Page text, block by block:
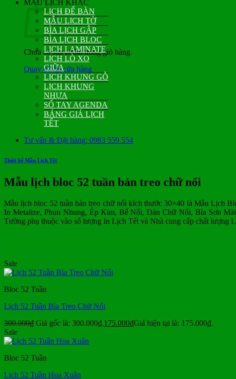
Chưa có sản phẩm trong giỏ hàng.
Quay trở lại cửa hàng
MẪU LỊCH KHÁC
LỊCH ĐỂ BÀN
MẪU LỊCH TỜ
BÌA LỊCH GẬP
BÌA LỊCH BLOC
LỊCH LAMINATE
LỊCH LÒ XO
GIỮA
LỊCH KHUNG GỖ
LỊCH KHUNG
NHỰA
SỔ TAY AGENDA
BẢNG GIÁ LỊCH
TẾT
Tư vấn & Đặt hàng: 0983 559 554
Thiết kế Mẫu Lịch Tết
Mẫu lịch bloc 52 tuần bản treo chữ nổi
Mẫu lịch bloc 52 tuần bản treo chữ nổi kích thước 30×40 là Mẫu Lịch
In Metalize, Phun Nhung, Ép Kim, Bế Nổi, Dán Chữ Nổi, Bìa Sơn
Tường phụ thuộc vào số lượng In Lịch Tết và Nhà cung cấp chất lượng
Sale
Bloc 52 Tuần
Lịch 52 Tuần Bìa Treo Chữ Nổi
300.000₫ Giá gốc là: 300.000₫.175.000₫Giá hiện tại là: 175.000₫.
Sale
Bloc 52 Tuần
Lịch 52 Tuần Hoa Xuân